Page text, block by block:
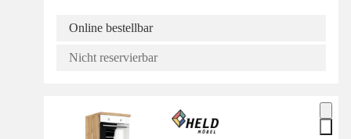
Online bestellbar
Nicht reservierbar